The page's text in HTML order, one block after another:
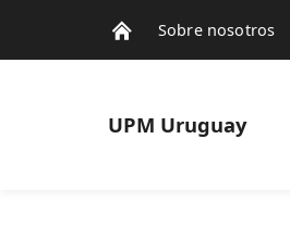
Sobre nosotros
UPM Uruguay